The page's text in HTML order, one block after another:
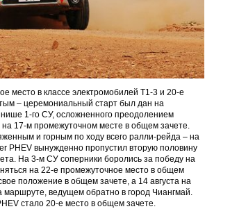
место в классе электромобилей Т1-3 и 20-е
– церемониальный старт был дан на
1-го СУ, осложненного преодолением
на 17-м промежуточном месте в общем зачете.
и горным по ходу всего ралли-рейда – на
PHEV вынужденно пропустил вторую половину
На 3-м СУ соперники боролись за победу на
на 22-е промежуточное место в общем
положение в общем зачете, а 14 августа на
маршруте, ведущем обратно в город Чиангмай.
стало 20-е место в общем зачете.